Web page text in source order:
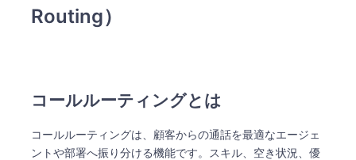
自動振り分けの仕組み
顧客サービス改善
Routing）
コールルーティングとは
コールルーティングは、顧客からの通話を最適なエージェ
ントや部署へ振り分ける機能です。スキル、空き状況、優